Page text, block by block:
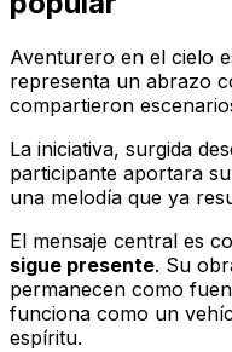
Aventurero en el cielo
representa un abrazo
compartieron
La iniciativa, surgida
participante aportara
una melodía que ya
El mensaje central es
sigue presente. Su
permanecen como
funciona como un
espíritu.